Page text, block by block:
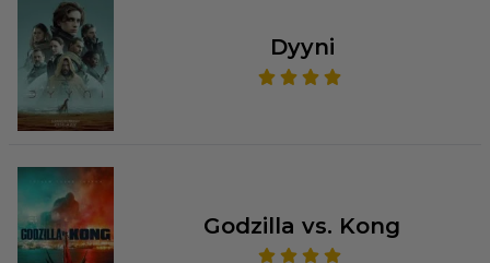
Dyyni
Godzilla vs. Kong